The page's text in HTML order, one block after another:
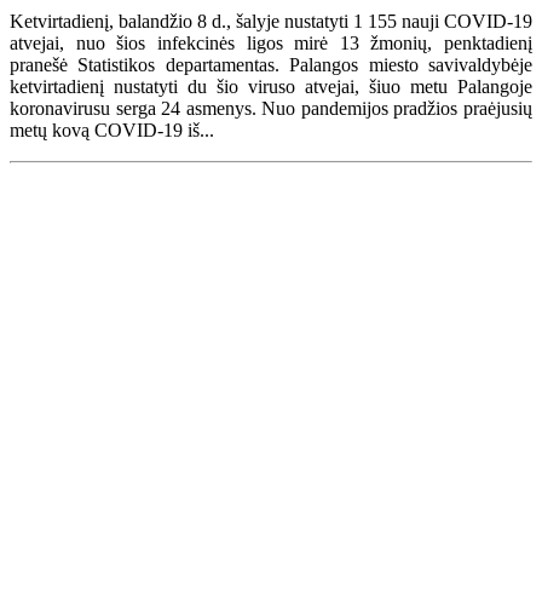
Ketvirtadienį, balandžio 8 d., šalyje nustatyti 1 155 nauji COVID-19
atvejai, nuo šios infekcinės ligos mirė 13 žmonių, penktadienį
pranešė Statistikos departamentas. Palangos miesto savivaldybėje
ketvirtadienį nustatyti du šio viruso atvejai, šiuo metu Palangoje
koronavirusu serga 24 asmenys. Nuo pandemijos pradžios praėjusių
metų kovą COVID-19 iš...